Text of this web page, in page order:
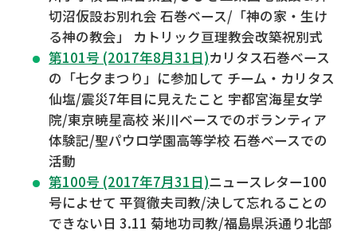
切沼仮設お別れ会 石巻ベース/「神の家・生け
る神の教会」 カトリック亘理教会改築祝別式
第101号 (2017年8月31日)カリタス石巻ベース
の「七夕まつり」に参加して チーム・カリタス
仙塩/震災7年目に見えたこと 宇都宮海星女学
院/東京暁星高校 米川ベースでのボランティア
体験記/聖パウロ学園高等学校 石巻ベースでの
活動
第100号 (2017年7月31日)ニュースレター100
号によせて 平賀徹夫司教/決して忘れることの
できない日 3.11 菊地功司教/福島県浜通り北部